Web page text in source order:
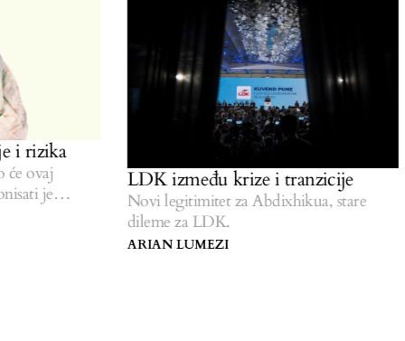
i rizika
ovaj
je
LDK između krize i tranzicije
Novi legitimitet za Abdixhikua, stare
dileme za LDK.
ARIAN LUMEZI